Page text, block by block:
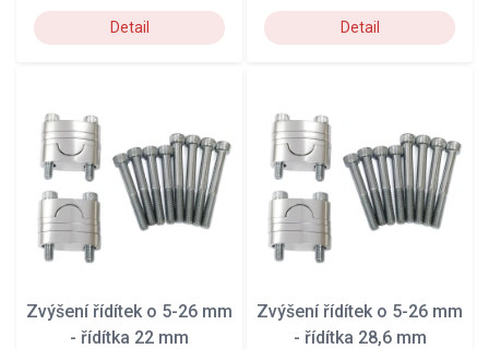
Detail Detail
Zvýšení řídítek o 5-26 mm
- řídítka 22 mm
Zvýšení řídítek o 5-26 mm
- řídítka 28,6 mm